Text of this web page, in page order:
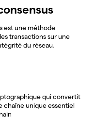
est une méthode
transactions sur une
du réseau.
qui convertit
chaîne unique essentiel